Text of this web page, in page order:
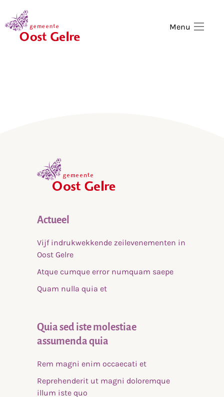
Menu
Actueel
Vijf indrukwekkende zeilevenementen in
Oost Gelre
Atque cumque error numquam saepe
Quam nulla quia et
Quia sed iste molestiae
assumenda quia
Rem magni enim occaecati et
Reprehenderit ut magni doloremque
illum iste quo